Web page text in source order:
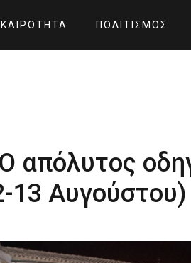
ΠΟΛΙΤΙΣΜΌΣ
απόλυτος
13 Αυγούστου)